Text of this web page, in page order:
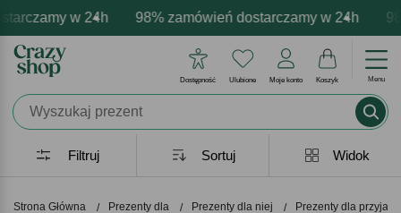
w 24h 98% zamówień dostarczamy w 24h 98%
personalizacja produktów Profesjonalna i darmowa
emocje - zawsze udane prezenty Prezentujemy
Dostępność Ulubione Moje konto Koszyk Menu
Strona Główna Prezenty dla Prezenty dla niej Prezenty dla
Filtruj Widok
Sortuj